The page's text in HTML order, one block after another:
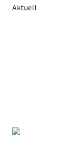
Aktuell